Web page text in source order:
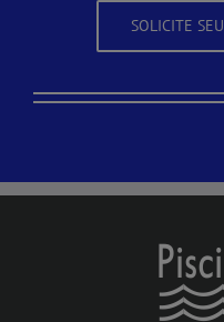
SOLICITE